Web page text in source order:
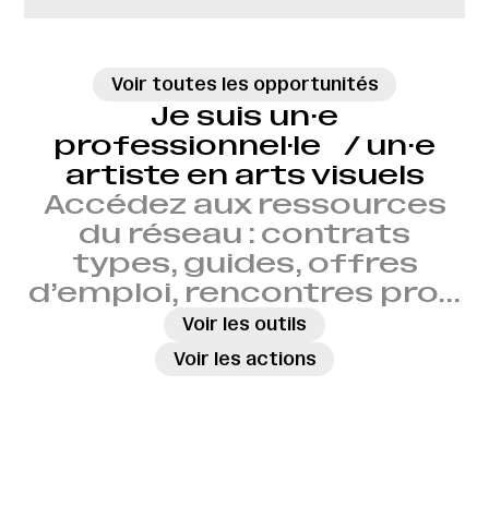
Voir toutes les opportunités
Je suis un·e
professionnel·le / un·e
artiste en arts visuels
Accédez aux ressources
du réseau : contrats
types, guides, offres
d’emploi, rencontres pro…
Voir les outils
Voir les actions